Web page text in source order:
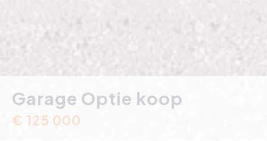
Garage Optie koop
€ 125 000